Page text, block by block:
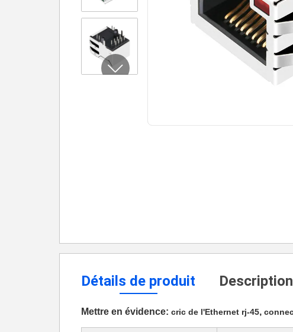
Détails de produit
Mettre en évidence: cric de l'Ethernet rj-45,